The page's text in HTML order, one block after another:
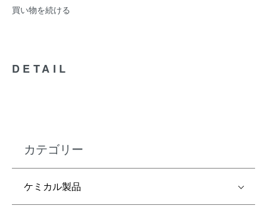
買い物を続ける
DETAIL
カテゴリー
ケミカル製品